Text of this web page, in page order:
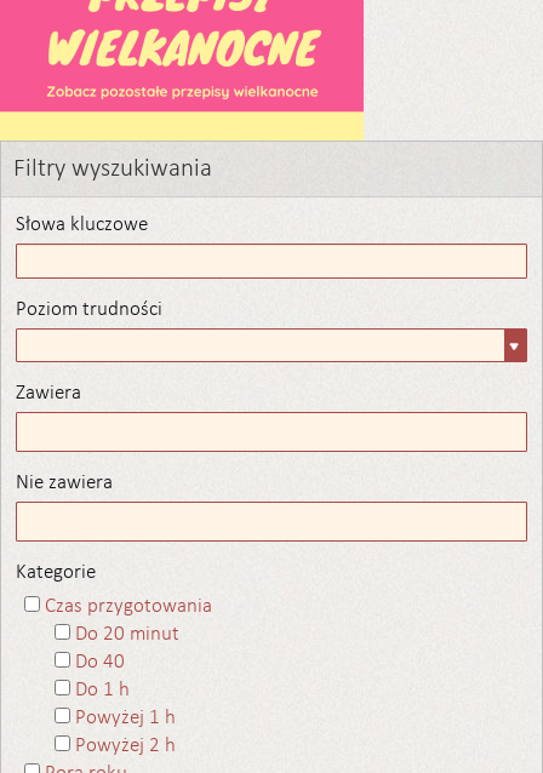
Filtry wyszukiwania
Słowa kluczowe
Poziom trudności
trudności
Zawiera
Nie zawiera
Kategorie
Czas przygotowania
Do 20 minut
Do 40
Do 1 h
Powyżej 1 h
Powyżej 2 h